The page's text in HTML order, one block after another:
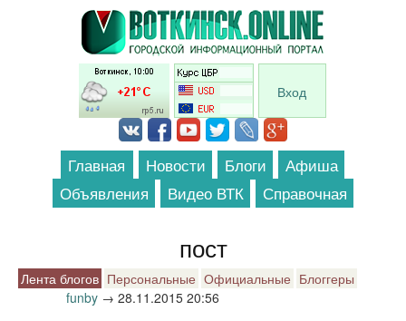
Перейти к основному содержанию
Вход
Главная Новости Блоги
Афиша
Объявления
Видео ВТК Справочная
пост
Лента блогов Персональные Официальные Блоггеры
funby → 28.11.2015 20:56